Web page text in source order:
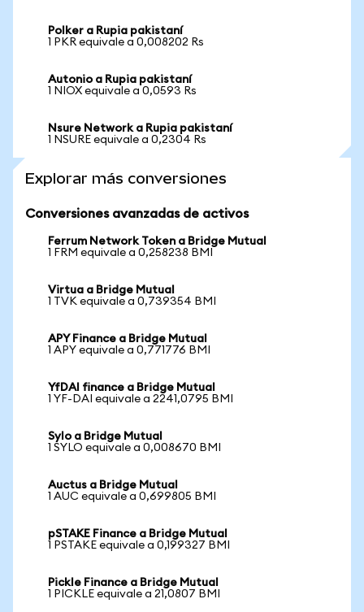
Polker a Rupia pakistaní
1 PKR equivale a 0,008202 Rs
Autonio a Rupia pakistaní
1 NIOX equivale a 0,0593 Rs
Nsure Network a Rupia pakistaní
1 NSURE equivale a 0,2304 Rs
Explorar más conversiones
Conversiones avanzadas de activos
Ferrum Network Token a Bridge Mutual
1 FRM equivale a 0,258238 BMI
Virtua a Bridge Mutual
1 TVK equivale a 0,739354 BMI
APY Finance a Bridge Mutual
1 APY equivale a 0,771776 BMI
YfDAI finance a Bridge Mutual
1 YF-DAI equivale a 2241,0795 BMI
Sylo a Bridge Mutual
1 SYLO equivale a 0,008670 BMI
Auctus a Bridge Mutual
1 AUC equivale a 0,699805 BMI
pSTAKE Finance a Bridge Mutual
1 PSTAKE equivale a 0,199327 BMI
Pickle Finance a Bridge Mutual
1 PICKLE equivale a 21,0807 BMI